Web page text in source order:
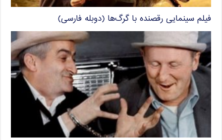
فیلم سینمایی رقصنده با گرگ‌ها (دوبله فارسی)